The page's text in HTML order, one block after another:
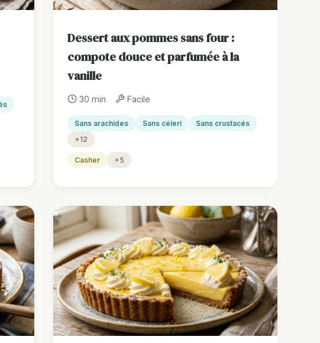
Dessert aux pommes sans four :
compote douce et parfumée à la
vanille
30 min Facile
Sans arachides Sans céleri
Sans crustacés
+12
Casher +5